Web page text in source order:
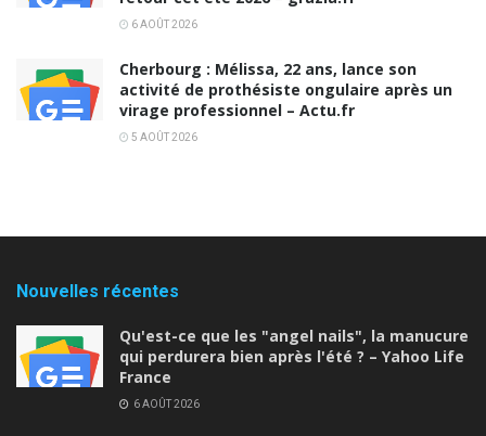
6 AOÛT 2026
Cherbourg : Mélissa, 22 ans, lance son
activité de prothésiste ongulaire après un
virage professionnel – Actu.fr
5 AOÛT 2026
Nouvelles récentes
Qu'est-ce que les "angel nails", la manucure
qui perdurera bien après l'été ? – Yahoo Life
France
6 AOÛT 2026